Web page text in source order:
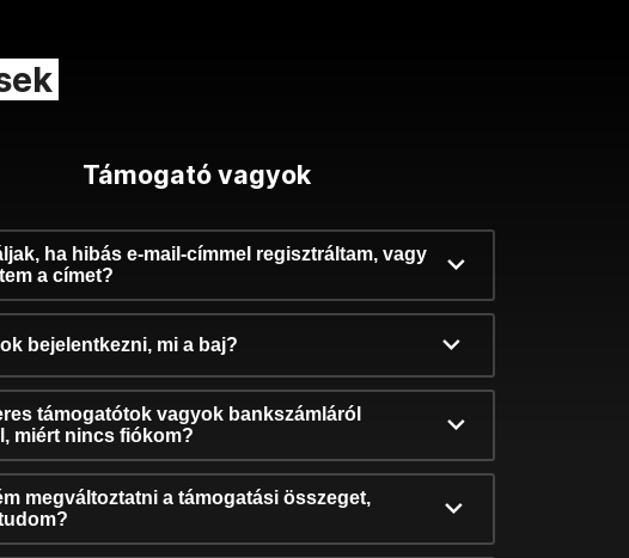
Támogató vagyok
ha hibás e-mail-címmel regisztráltam, vagy
a címet?
bejelentkezni, mi a baj?
támogatótok vagyok bankszámláról
miért nincs fiókom?
megváltoztatni a támogatási összeget,